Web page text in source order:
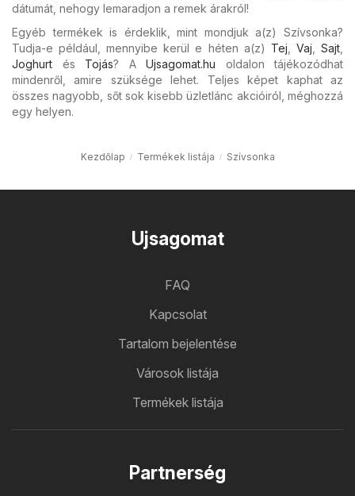
dátumát, nehogy lemaradjon a remek árakról!
Egyéb termékek is érdeklik, mint mondjuk a(z) Szívsonka?
Tudja-e például, mennyibe kerül e héten a(z) Tej Vaj ,Sajt
Joghurt és Tojás? A Ujsagomat.hu oldalon tájékozódhat
mindenről, amire szüksége lehet. Teljes képet kaphat az
összes nagyobb, sőt sok kisebb üzletlánc akcióiról, méghozzá
egy helyen.
Kezdőlap Termékek listája Szívsonka
Ujsagomat
FAQ
Kapcsolat
Tartalom bejelentése
Városok listája
Termékek listája
Partnerség